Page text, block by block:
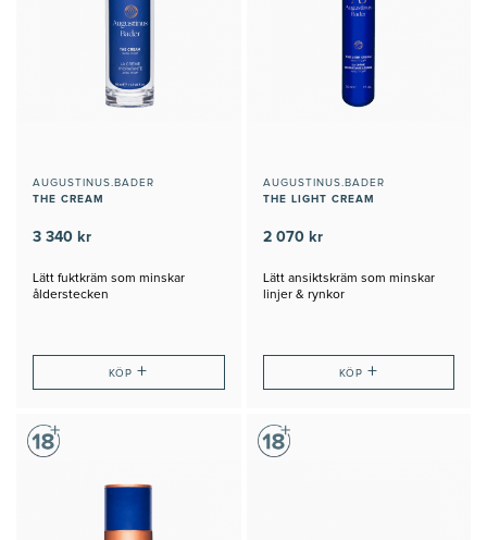
AUGUSTINUS.BADER
THE CREAM
3 340 kr
Lätt fuktkräm som minskar
ålderstecken
KÖP+
AUGUSTINUS.BADER
THE LIGHT CREAM
2 070 kr
Lätt ansiktskräm som minskar
linjer & rynkor
KÖP +